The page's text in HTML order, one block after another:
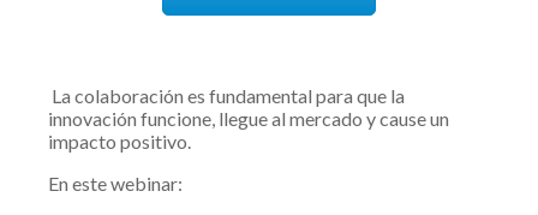
La colaboración es fundamental para que la
innovación funcione, llegue al mercado y cause un
impacto positivo.
En este webinar: